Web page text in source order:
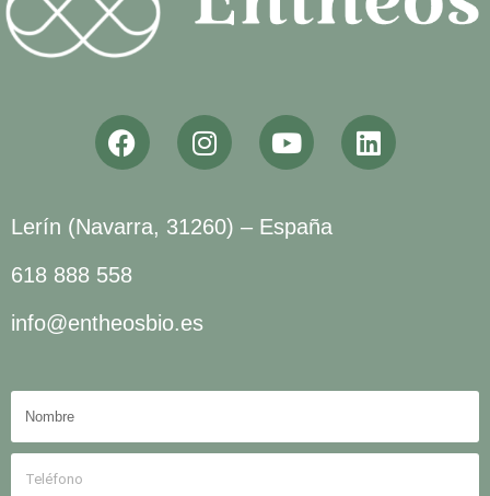
Lerín (Navarra, 31260) – España
618 888 558
info@entheosbio.es